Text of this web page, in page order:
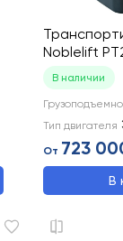
Noblelift
В наличии
Тип двигателя
От 723
В